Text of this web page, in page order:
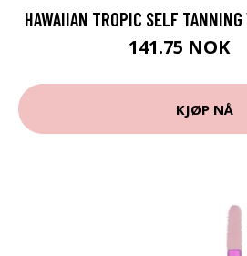
HAWAIIAN TROPIC SELF
141.75 NOK
KJØP NÅ